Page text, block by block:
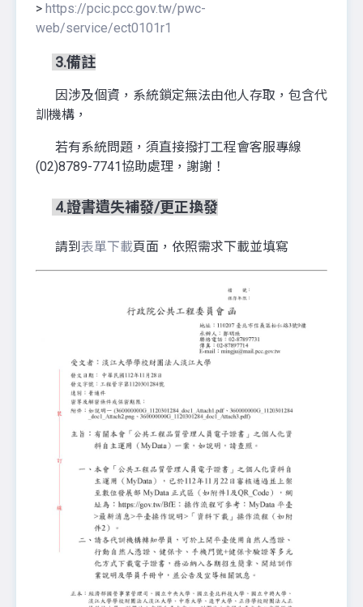
> https://pcic.pcc.gov.tw/pwc-
web/service/ect0101r1
3.備註
因涉及個資，系統鎖定無法由他人存取，包含代
訓機構，
若有系統問題，須直接撥打工程會客服專線
(02)8789-7741協助處理，謝謝！
4.證書遺失補發/更正換發
請到表單下載頁面，依照需求下載並填寫